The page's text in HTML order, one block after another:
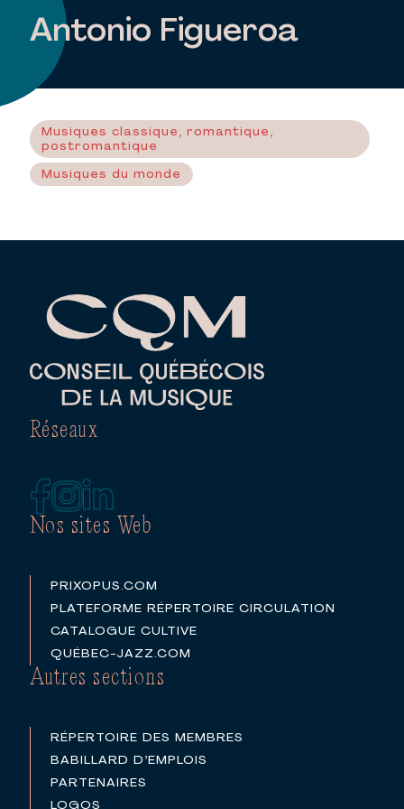
Antonio Figueroa
Musiques classique, romantique,
postromantique
Musiques du monde
Nos sites Web
PRIXOPUS.COM
PLATEFORME RÉPERTOIRE CIRCULATION
CATALOGUE CULTIVE
QUÉBEC-JAZZ.COM
Autres sections
RÉPERTOIRE DES MEMBRES
BABILLARD D’EMPLOIS
PARTENAIRES
LOGOS
Réseaux